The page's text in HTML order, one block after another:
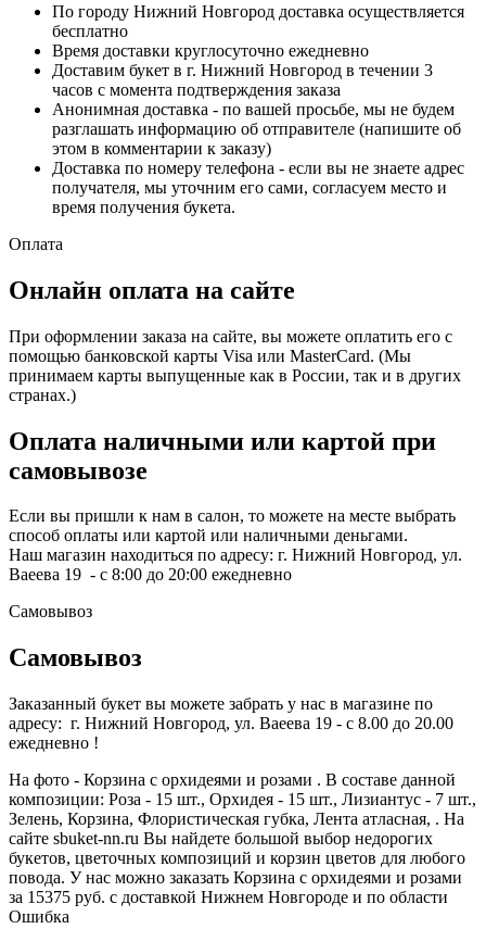
По городу Нижний Новгород доставка осуществляется
бесплатно
Время доставки круглосуточно ежедневно
Доставим букет в г. Нижний Новгород в течении 3
часов с момента подтверждения заказа
Анонимная доставка - по вашей просьбе, мы не будем
разглашать информацию об отправителе (напишите об
этом в комментарии к заказу)
Доставка по номеру телефона - если вы не знаете адрес
получателя, мы уточним его сами, согласуем место и
время получения букета.
Оплата
Онлайн оплата на сайте
При оформлении заказа на сайте, вы можете оплатить его с
помощью банковской карты Visa или MasterCard. (Мы
принимаем карты выпущенные как в России, так и в других
странах.)
Оплата наличными или картой при
самовывозе
Если вы пришли к нам в салон, то можете на месте выбрать
способ оплаты или картой или наличными деньгами.
Наш магазин находиться по адресу: г. Нижний Новгород, ул.
Ваеева 19 - с 8:00 до 20:00 ежедневно
Самовывоз
Самовывоз
Заказанный букет вы можете забрать у нас в магазине по
адресу: г. Нижний Новгород, ул. Ваеева 19 - с 8.00 до 20.00
ежедневно !
На фото - Корзина с орхидеями и розами . В составе данной
композиции: Роза - 15 шт., Орхидея - 15 шт., Лизиантус - 7 шт.,
Зелень, Корзина, Флористическая губка, Лента атласная, . На
сайте sbuket-nn.ru Вы найдете большой выбор недорогих
букетов, цветочных композиций и корзин цветов для любого
повода. У нас можно заказать Корзина с орхидеями и розами
за 15375 руб. с доставкой Нижнем Новгороде и по области
Ошибка